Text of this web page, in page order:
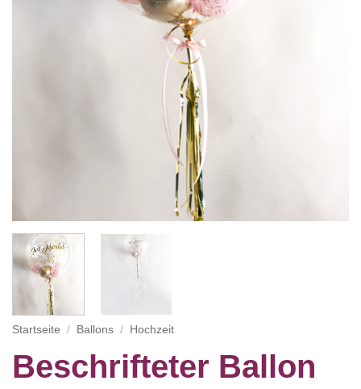
Startseite / Ballons / Hochzeit
Beschrifteter Ballon